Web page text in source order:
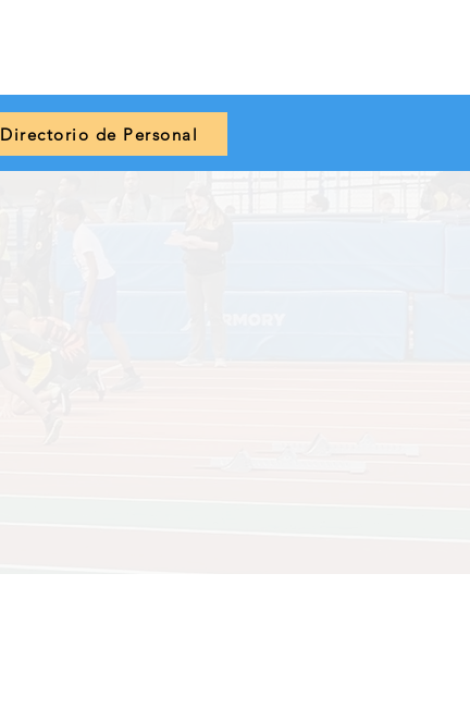
Directorio de Personal